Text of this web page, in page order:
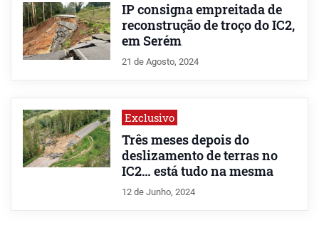
IP consigna empreitada de
reconstrução de troço do IC2,
em Serém
21 de Agosto, 2024
Exclusivo
Três meses depois do
deslizamento de terras no
IC2… está tudo na mesma
12 de Junho, 2024